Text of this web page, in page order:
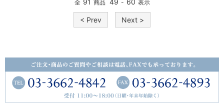
全 91 商品 49 - 60 表示
< Prev Next >